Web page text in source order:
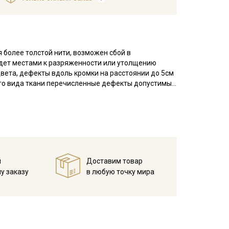
толстой нити, возможен сбой в
местами к разряженности или утолщению
дефекты вдоль кромки на расстоянии до 5см
вида ткани перечисленные дефекты допустимы
декоративные чехлы и наволочки на
набивными рисунками, которые очень
заказу
Доставим товар
в любую точку мира